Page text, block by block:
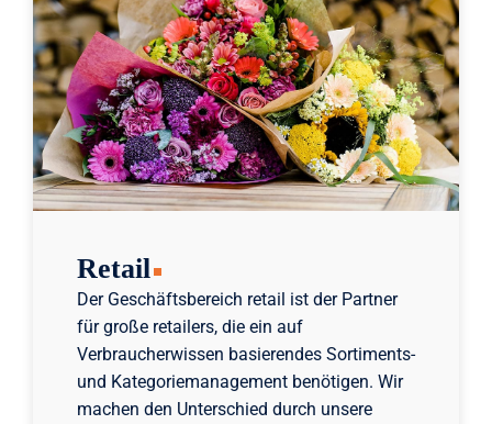
Retail
Der Geschäftsbereich retail ist der Partner
für große retailers, die ein auf
Verbraucherwissen basierendes Sortiments-
und Kategoriemanagement benötigen. Wir
machen den Unterschied durch unsere